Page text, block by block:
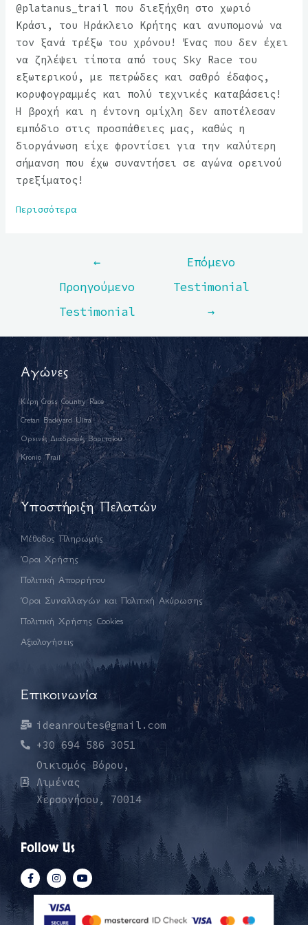
@platanus_trail που διεξήχθη στο χωριό
Κράσι, του Ηράκλειο Κρήτης και ανυπομονώ να
τον ξανά τρέξω του χρόνου! Ένας που δεν έχει
να ζηλέψει τίποτα από τους Sky Race του
εξωτερικού, με πετρώδες και σαθρό έδαφος,
κορυφογραμμές και πολύ τεχνικές καταβάσεις!
Η βροχή και η έντονη ομίχλη δεν αποτέλεσαν
εμπόδιο στις προσπάθειες μας, καθώς η
διοργάνωση είχε φροντίσει για την καλύτερη
σήμανση που έχω συναντήσει σε αγώνα ορεινού
τρεξίματος!
Περισσότερα
←
Προηγούμενο
Testimonial
Επόμενο
Testimonial
→
Αγώνες
Κέρη Cross Country Race
Cretan Backyard Ultra
Ορεινές Διαδρομές Βοριτσίου
Kronio Trail
Υποστήριξη Πελατών
Μέθοδος Πληρωμής
Όροι Χρήσης
Πολιτική Απορρήτου
Όροι Συναλλαγών και Πολιτική Ακύρωσης
Πολιτική Χρήσης Cookies
Αξιολογήσεις
Επικοινωνία
ideanroutes@gmail.com
+30 694 586 3051
Οικισμός Βόρου,
Λιμένας
Χερσονήσου, 70014
Follow Us